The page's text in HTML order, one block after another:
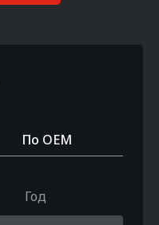
По OEM
Год